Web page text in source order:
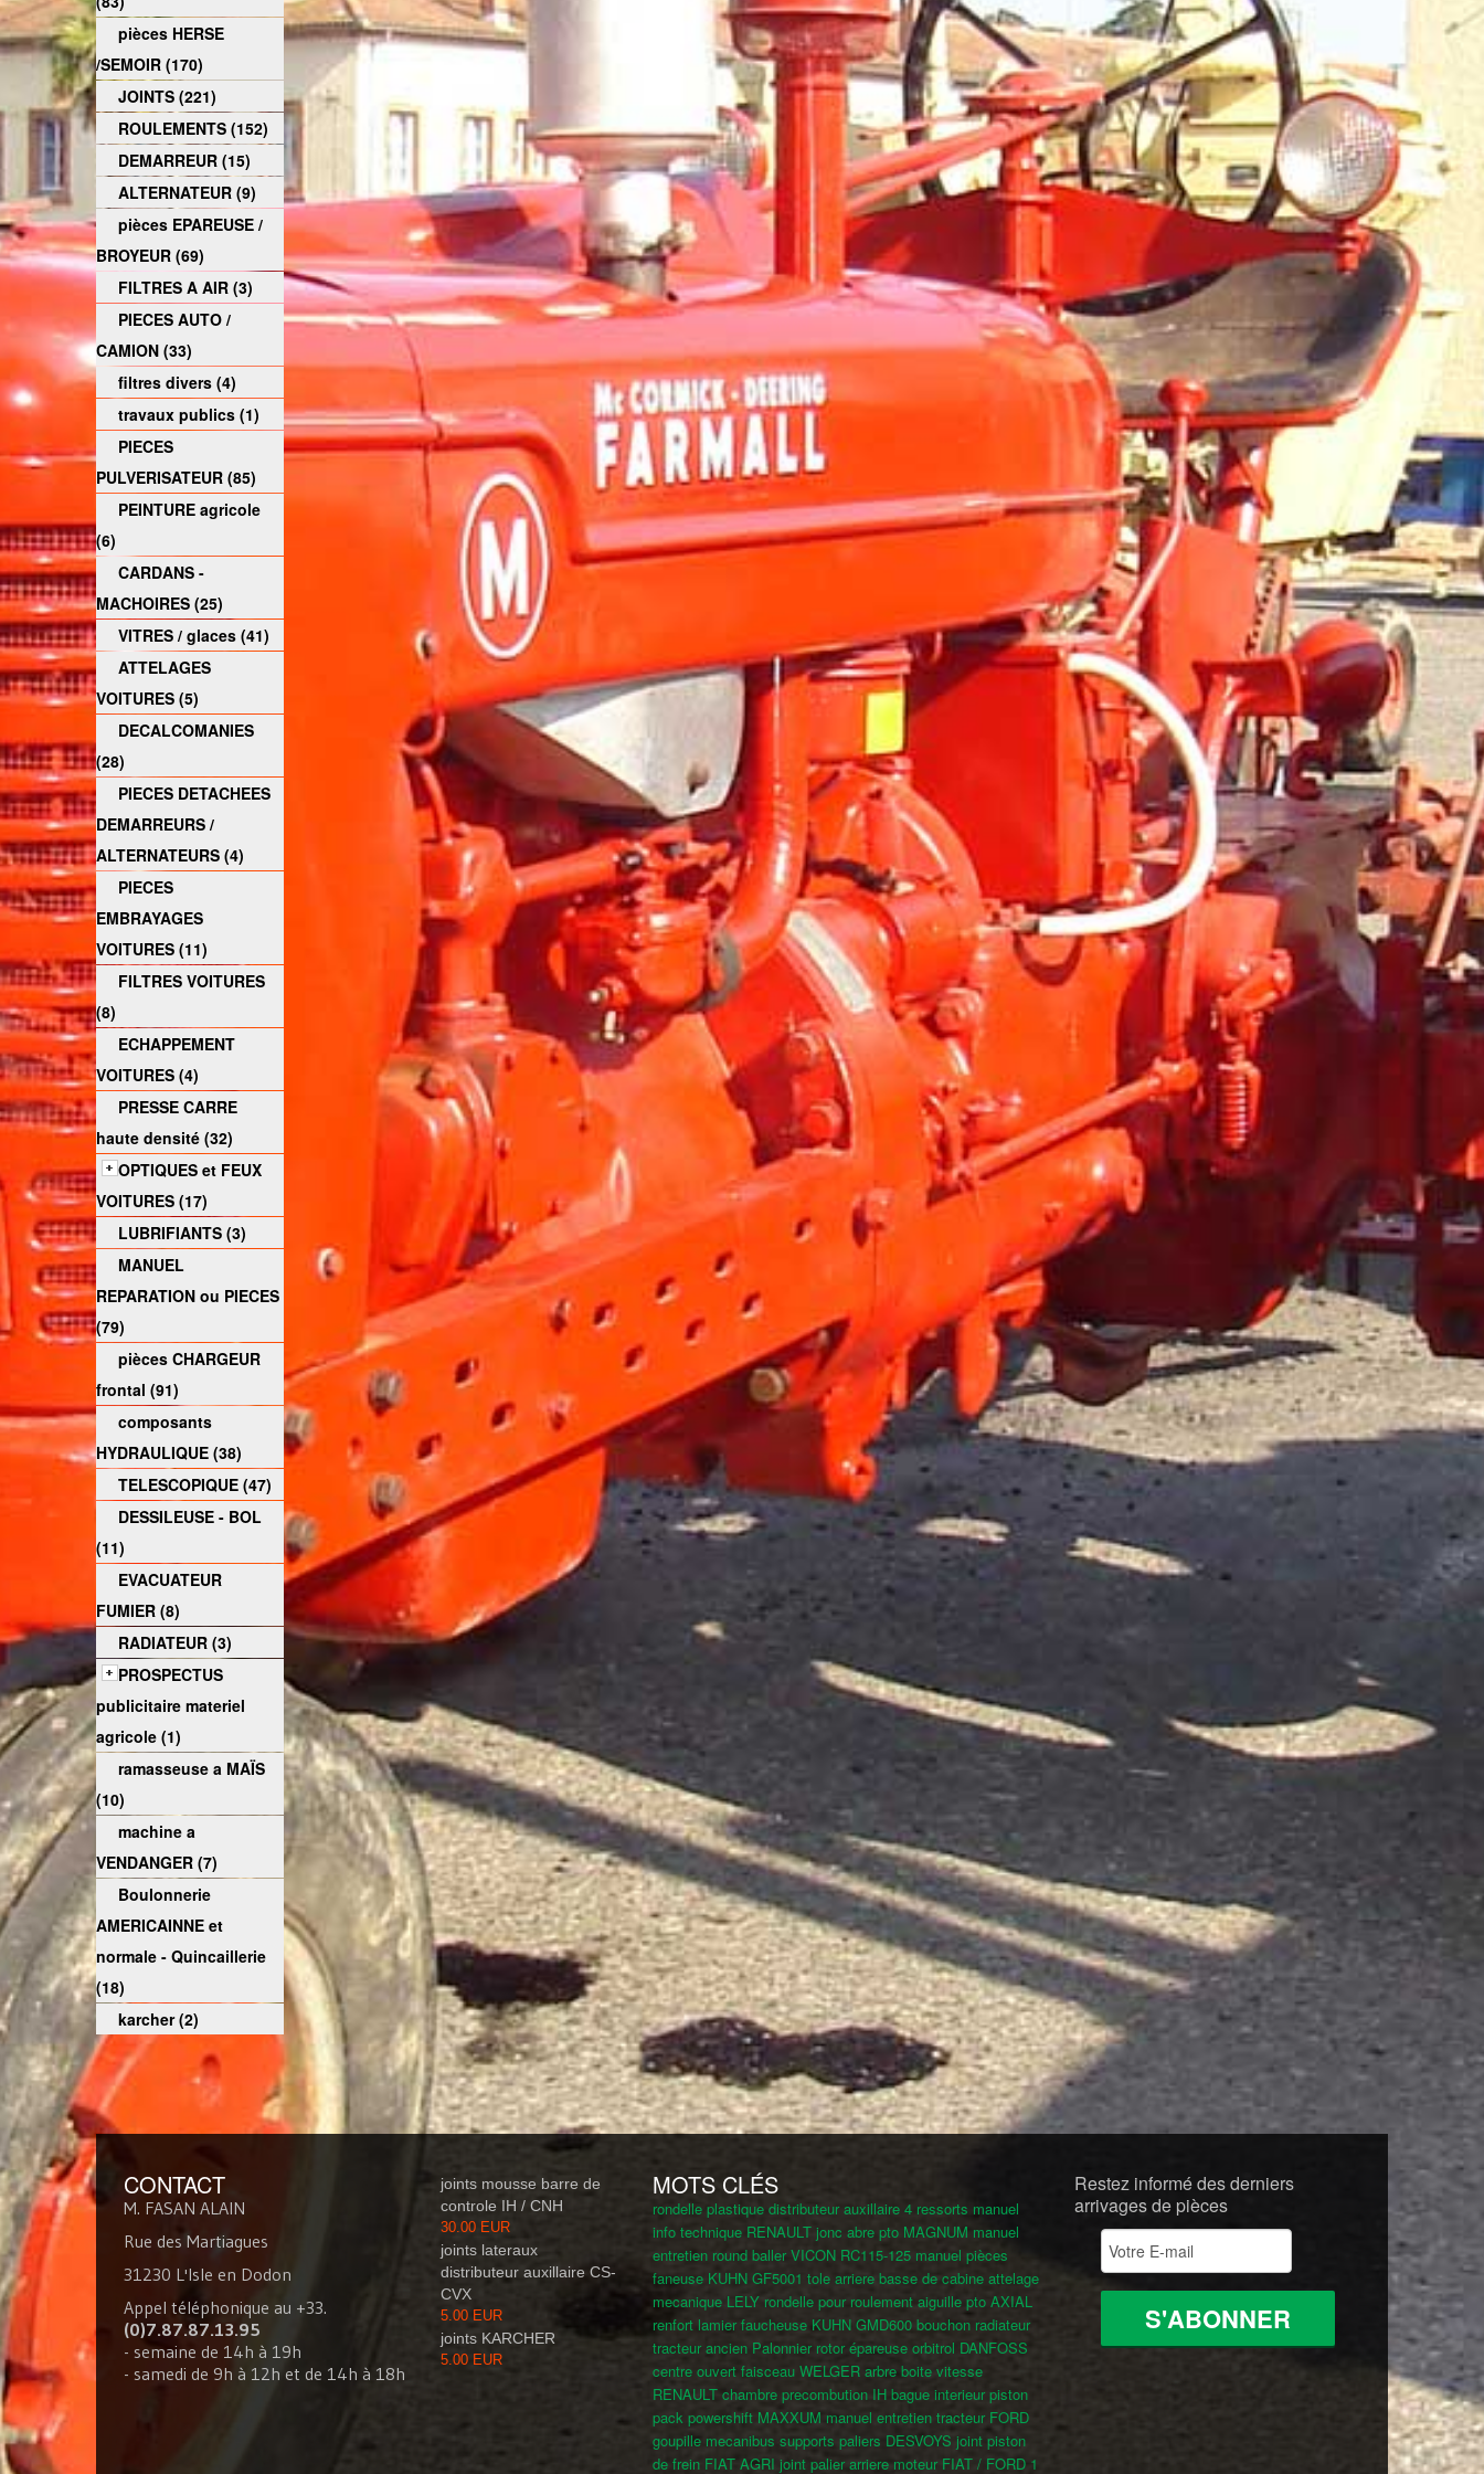
pièces HERSE
/SEMOIR (170)
JOINTS (221)
ROULEMENTS (152)
DEMARREUR (15)
ALTERNATEUR (9)
pièces EPAREUSE /
BROYEUR (69)
FILTRES A AIR (3)
PIECES AUTO /
CAMION (33)
filtres divers (4)
travaux publics (1)
PIECES
PULVERISATEUR (85)
PEINTURE agricole
(6)
CARDANS -
MACHOIRES (25)
VITRES / glaces (41)
ATTELAGES
VOITURES (5)
DECALCOMANIES
(28)
PIECES DETACHEES
DEMARREURS /
ALTERNATEURS (4)
PIECES
EMBRAYAGES
VOITURES (11)
FILTRES VOITURES
(8)
ECHAPPEMENT
VOITURES (4)
PRESSE CARRE
haute densité (32)
OPTIQUES et FEUX
VOITURES (17)
LUBRIFIANTS (3)
MANUEL
REPARATION ou PIECES
(79)
pièces CHARGEUR
frontal (91)
composants
HYDRAULIQUE (38)
TELESCOPIQUE (47)
DESSILEUSE - BOL
(11)
EVACUATEUR
FUMIER (8)
RADIATEUR (3)
PROSPECTUS
publicitaire materiel
agricole (1)
ramasseuse a MAÏS
(10)
machine a
VENDANGER (7)
Boulonnerie
AMERICAINNE et
normale - Quincaillerie
(18)
karcher (2)
CONTACT
M. FASAN ALAIN
Rue des Martiagues
31230 L'Isle en Dodon
Appel téléphonique au +33.
(0)7.87.87.13.95
- semaine de 14h à 19h
- samedi de 9h à 12h et de 14h à 18h
joints mousse barre de
controle IH / CNH
30.00 EUR
joints lateraux
distributeur auxillaire CS-
CVX
5.00 EUR
joints KARCHER
5.00 EUR
MOTS CLÉS
rondelle plastique distributeur auxillaire 4 ressorts manuel
info technique RENAULT jonc abre pto MAGNUM manuel
entretien round baller VICON RC115-125 manuel pièces
faneuse KUHN GF5001 tole arriere basse de cabine attelage
mecanique LELY rondelle pour roulement aiguille pto AXIAL
renfort lamier faucheuse KUHN GMD600 bouchon radiateur
tracteur ancien Palonnier rotor épareuse orbitrol DANFOSS
centre ouvert faisceau WELGER arbre boite vitesse
RENAULT chambre precombution IH bague interieur piston
pack powershift MAXXUM manuel entretien tracteur FORD
goupille mecanibus supports paliers DESVOYS joint piston
de frein FIAT AGRI joint palier arriere moteur FIAT / FORD 1
Restez informé des derniers
arrivages de pièces